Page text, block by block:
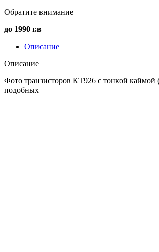
Обратите внимание
до 1990 г.в
Описание
Описание
Фото транзисторов КТ926 с тонкой каймой
подобных